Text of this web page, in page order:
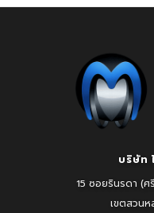
บริษัท
15 ซอยรินรดา (
เขตสวนห